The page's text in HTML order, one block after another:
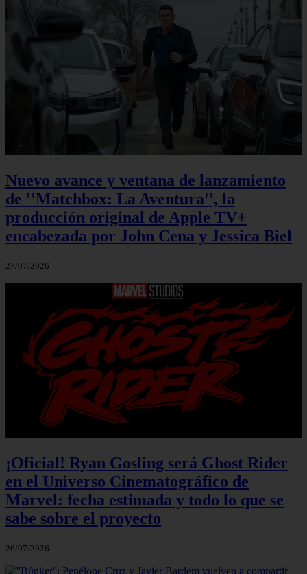
Nuevo avance y ventana de lanzamiento
de ''Matchbox: La Aventura'', la
producción original de Apple TV+
encabezada por John Cena y Jessica Biel
27/07/2026
¡Oficial! Ryan Gosling será Ghost Rider
en el Universo Cinematográfico de
Marvel: fecha estimada y todo lo que se
sabe sobre el proyecto
26/07/2026